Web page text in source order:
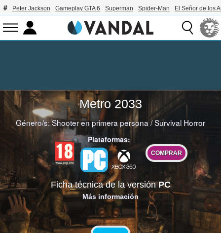
Peter Jackson Gameplay GTA 6 Superman Spider-Man El Señor de los
Metro 2033
Género/s:Shooter en primera persona/Survival Horror
Plataformas:
COMPRAR
Ficha técnica de la versiónPC
Más información